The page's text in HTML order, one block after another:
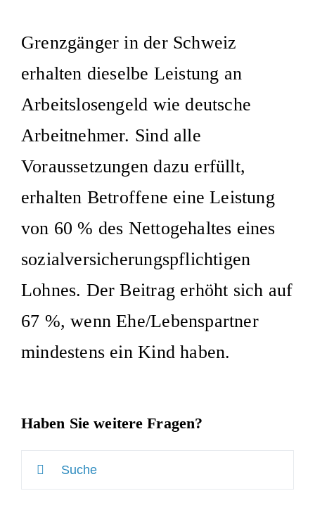
Grenzgänger in der Schweiz
erhalten dieselbe Leistung an
Arbeitslosengeld wie deutsche
Arbeitnehmer. Sind alle
Voraussetzungen dazu erfüllt,
erhalten Betroffene eine Leistung
von 60 % des Nettogehaltes eines
sozialversicherungspflichtigen
Lohnes. Der Beitrag erhöht sich auf
67 %, wenn Ehe/Lebenspartner
mindestens ein Kind haben.
Haben Sie weitere Fragen?
nach: